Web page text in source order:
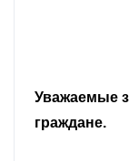
Уважаемые
граждане.